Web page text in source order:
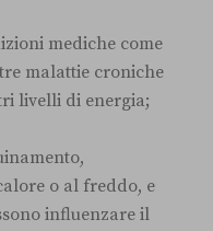
mediche come
malattie croniche
livelli di energia;
o al freddo, e
influenzare il